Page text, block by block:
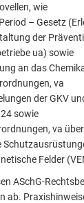
wie
– Gesetz
der
ua) sowie
an das
va
der GKV
sowie
va über
Felder
ASchG-
ab.